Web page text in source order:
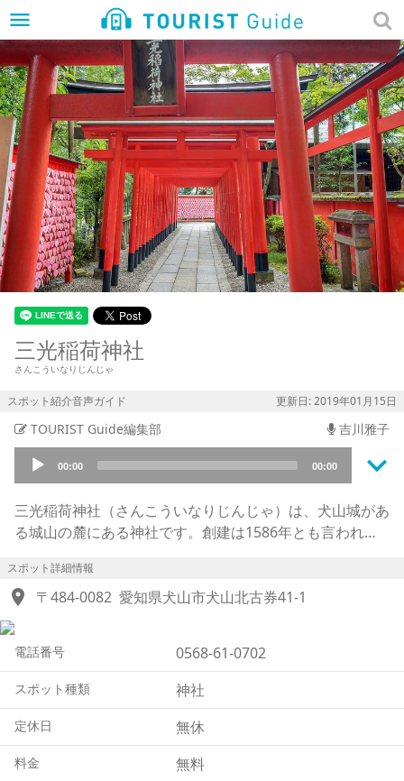
menu
三光稲荷神社
さんこういなりじんじゃ
スポット紹介音声ガイド 更新日: 2019年01月15日
TOURIST Guide編集部 吉川雅子
Audio
Player
00:00 00:00 keyboard_arrow_down
三光稲荷神社（さんこういなりじんじゃ）は、犬山城があ
る城山の麓にある神社です。創建は1586年とも言われて
場所に移築されました。江戸時代以降は犬山城主となった
成瀬氏の守護神とされ、御祭神（ごさいじん）は宇迦御魂
のハート形をした絵馬が鈴なりになっており、その先に真
っ赤な鳥居が連なっています。その先には本殿があります
が、その手前に銭洗稲荷（ぜにあらいいなり）があり、お
金を洗うことができます。その池がお金が何倍にもなって
返ってくるという、倍返しの「銭洗い池」です。ただし手
順が定めらており、まずろうそくを買い、社務所（しゃむ
スポット詳細情報
location_on 〒484-0082 愛知県犬山市犬山北古券41-1
電話番号 0568-61-0702
スポット種類 神社
定休日 無休
料金 無料